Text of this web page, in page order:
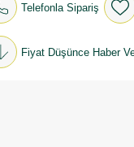
Telefonla Sipariş
Fiyat Düşünce Haber